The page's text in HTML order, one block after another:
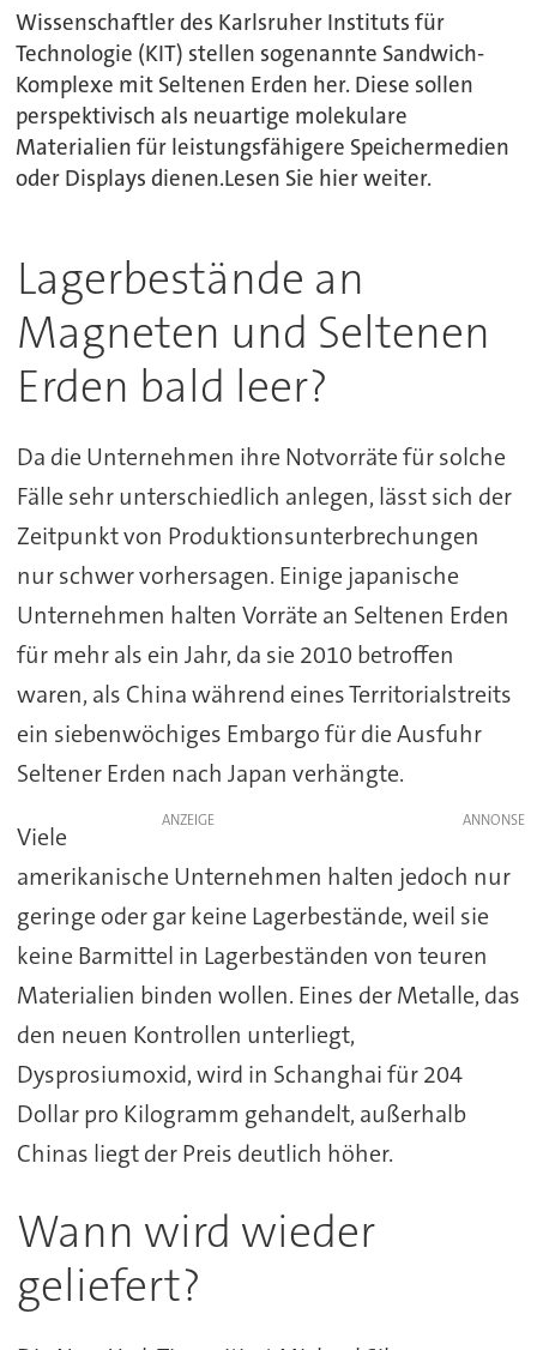
Wissenschaftler des Karlsruher Instituts für
Technologie (KIT) stellen sogenannte Sandwich-
Komplexe mit Seltenen Erden her. Diese sollen
perspektivisch als neuartige molekulare
Materialien für leistungsfähigere Speichermedien
oder Displays dienen.Lesen Sie hier weiter.
Lagerbestände an
Magneten und Seltenen
Erden bald leer?
Da die Unternehmen ihre Notvorräte für solche
Fälle sehr unterschiedlich anlegen, lässt sich der
Zeitpunkt von Produktionsunterbrechungen
nur schwer vorhersagen. Einige japanische
Unternehmen halten Vorräte an Seltenen Erden
für mehr als ein Jahr, da sie 2010 betroffen
waren, als China während eines Territorialstreits
ein siebenwöchiges Embargo für die Ausfuhr
Seltener Erden nach Japan verhängte.
ANZEIGE
Viele
amerikanische Unternehmen halten jedoch nur
geringe oder gar keine Lagerbestände, weil sie
keine Barmittel in Lagerbeständen von teuren
Materialien binden wollen. Eines der Metalle, das
den neuen Kontrollen unterliegt,
Dysprosiumoxid, wird in Schanghai für 204
Dollar pro Kilogramm gehandelt, außerhalb
Chinas liegt der Preis deutlich höher.
Wann wird wieder
geliefert?